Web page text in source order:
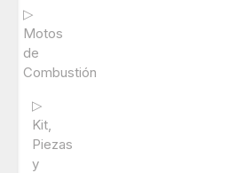
▷
Motos
de
Combustión
▷
Kit,
Piezas
y